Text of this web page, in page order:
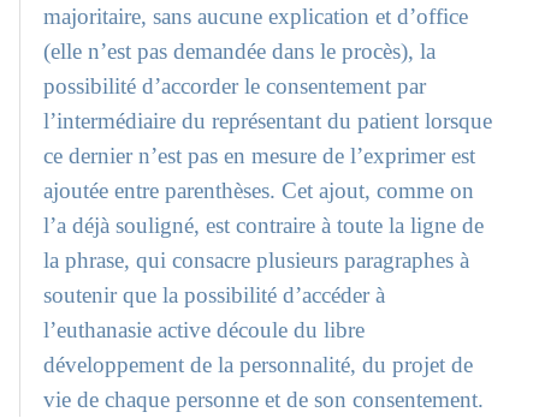
majoritaire, sans aucune explication et d’office
(elle n’est pas demandée dans le procès), la
possibilité d’accorder le consentement par
l’intermédiaire du représentant du patient lorsque
ce dernier n’est pas en mesure de l’exprimer est
ajoutée entre parenthèses. Cet ajout, comme on
l’a déjà souligné, est contraire à toute la ligne de
la phrase, qui consacre plusieurs paragraphes à
soutenir que la possibilité d’accéder à
l’euthanasie active découle du libre
développement de la personnalité, du projet de
vie de chaque personne et de son consentement.